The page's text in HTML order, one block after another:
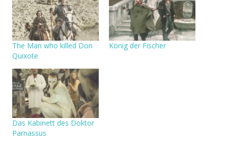
The Man who killed Don
Quixote
König der Fischer
Das Kabinett des Doktor
Parnassus